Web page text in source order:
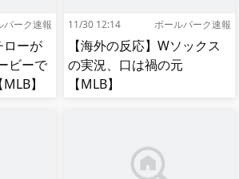
パーク速報
ローが
ビーで
】
11/30 12:14 ボールパーク速報
【海外の反応】Wソックス
の実況、口は禍の元
【MLB】